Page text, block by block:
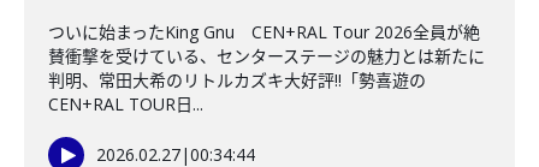
ついに始まったKing Gnu CEN+RAL Tour 2026全員が絶
賛衝撃を受けている、センターステージの魅力とは新たに
判明、常田大希のリトルカズキ大好評!!「勢喜遊の
CEN+RAL TOUR日...
2026.02.27|00:34:44